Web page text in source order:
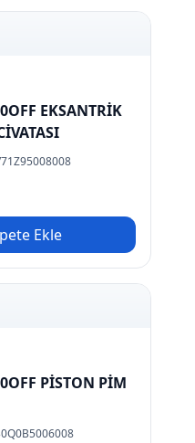
EKSANTRİK
Ekle
PİSTON PİM